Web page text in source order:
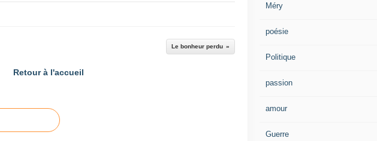
Le bonheur perdu
Retour à l'accueil
Méry
poésie
Politique
passion
amour
Guerre